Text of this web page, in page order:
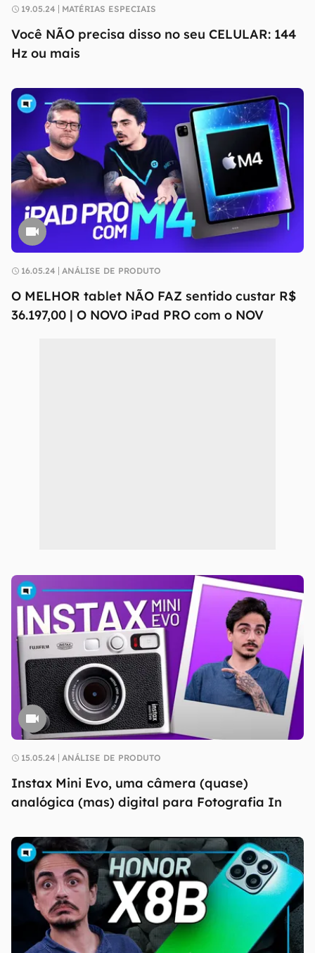
19.05.24 MATÉRIAS ESPECIAIS
Você NÃO precisa disso no seu CELULAR: 144
Hz ou mais
16.05.24 ANÁLISE DE PRODUTO
O MELHOR tablet NÃO FAZ sentido custar R$
36.197,00 | O NOVO iPad PRO com o NOV
15.05.24 ANÁLISE DE PRODUTO
Instax Mini Evo, uma câmera (quase)
analógica (mas) digital para Fotografia In